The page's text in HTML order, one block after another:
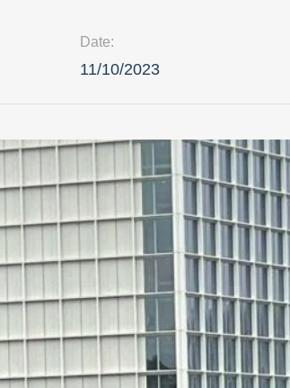
Date:
11/10/2023